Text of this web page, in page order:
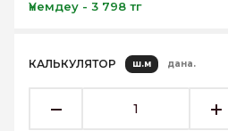
Үнемдеу - 3 798 тг
КАЛЬКУЛЯТОР ш.м дана.